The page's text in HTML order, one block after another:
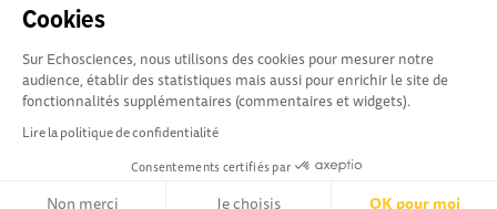
Cookies
Sur Echosciences, nous utilisons des cookies pour mesurer notre
audience, établir des statistiques mais aussi pour enrichir le site de
fonctionnalités supplémentaires (commentaires et widgets).
Lire la politique de confidentialité
Consentements certifiés par
Non merci Je choisis OK pour moi
Echosciences Sud Provence-Alpes-Côte d'Azur est à
académique pour la Recherche et l'Innovation Provence-
Alpes-Côte d'Azur. La plateforme est mise en oeuvre pour
vous parGulliver
Mentions légales|Politique de confidentialité
Ligne éditoriale